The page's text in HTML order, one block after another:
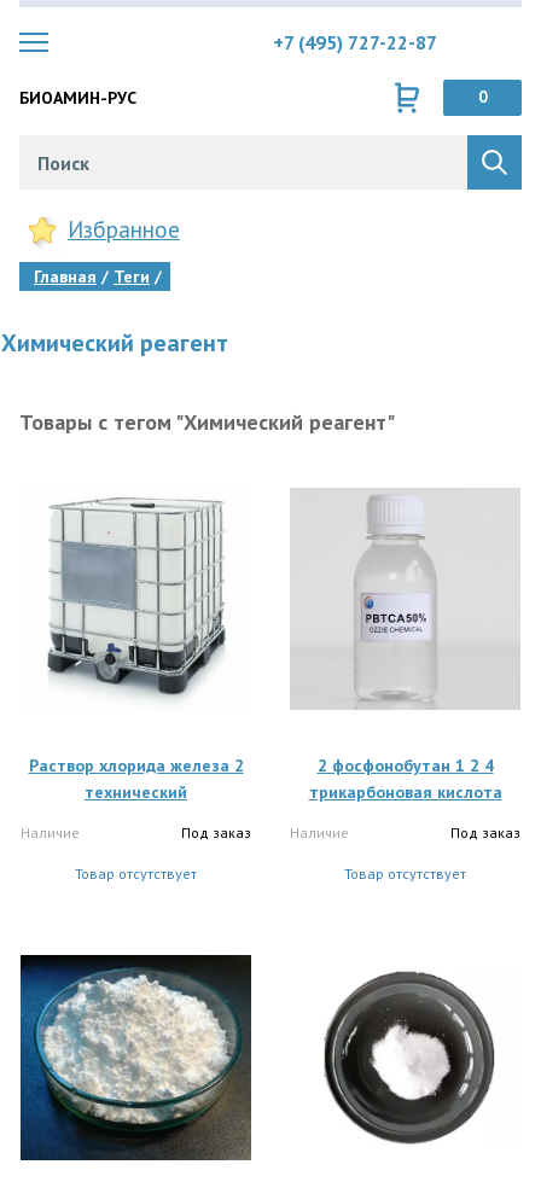
+7 (495) 727-22-87
БИОАМИН-РУС 0
Избранное
Главная Теги
Химический реагент
Товары с тегом "Химический реагент"
Раствор хлорида железа 2
технический
Наличие Под заказ
Товар отсутствует
2 фосфонобутан 1 2 4
трикарбоновая кислота
Наличие Под заказ
Товар отсутствует